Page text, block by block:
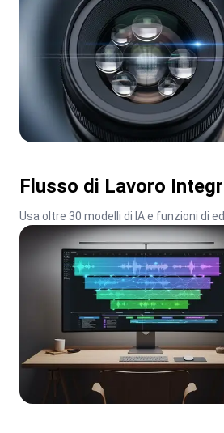
Flusso di Lavoro
Usa oltre 30 modelli di IA e funzioni di